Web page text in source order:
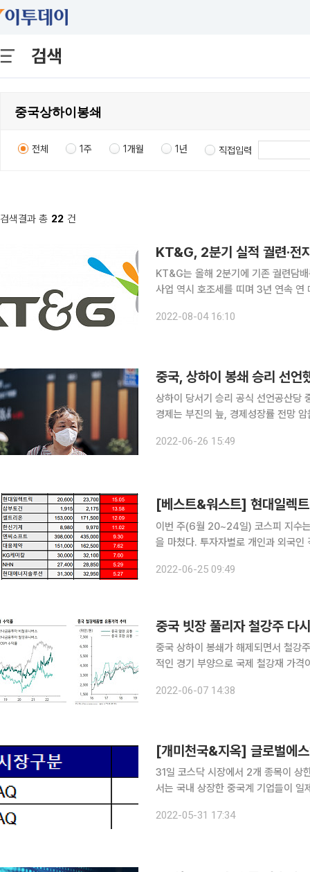
검색
전체 1주 1개월 1년 직접입력
검색결과 총 22 건
KT&G, 2분기 실적 궐련·전자
KT&G는 올해 2분기에 기존 궐련담
사업 역시 호조세를 띠며 3년 연속
은 3276억 원으로 지난 해 같은 기간
2022-08-04 16:10
중국, 상하이 봉쇄 승리 선
상하이 당서기 승리 공식 선언공산당
경제는 부진의 늪, 경제성장률 전망
다. 확진자가 더는 나오지 않게 됐다
2022-06-26 15:49
이번 주(6월 20~24일) 코스피 지
을 마쳤다. 투자자별로 개인과 외국
융정보 제공업체 에프앤가이드에 따르
2022-06-25 09:49
중국 빗장 풀리자 철강주 다시
중국 상하이 봉쇄가 해제되면서 철강
적인 경기 부양으로 국제 철강재 가격이 상승할 것
수익률이 -0.17%에서 1개월 수익률
2022-06-07 14:38
31일 코스닥 시장에서 2개 종목이 상한가
서는 국내 상장한 중국계 기업들이
다. 시 당국은 다음 달 1일부터 봉쇄
2022-05-31 17:34